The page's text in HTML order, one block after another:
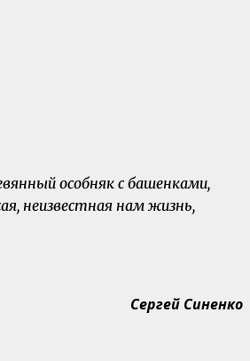
особняк с башенками,
неизвестная нам жизнь,
Сергей Синенко